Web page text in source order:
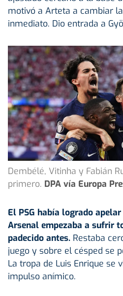
motivó a Arteta a cambiar
inmediato. Dio entrada a
Dembélé, Vitinha y Fabián
primero. DPA vía Europa
El PSG había logrado
Arsenal empezaba a sufrir
padecido antes. Restaba
juego y sobre el césped se
La tropa de Luis Enrique se
impulso anímico.